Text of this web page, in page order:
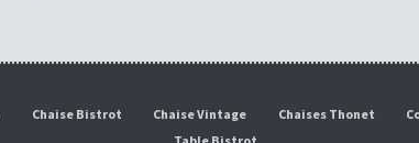
Chaise Bistrot Chaise Vintage Chaises Thonet